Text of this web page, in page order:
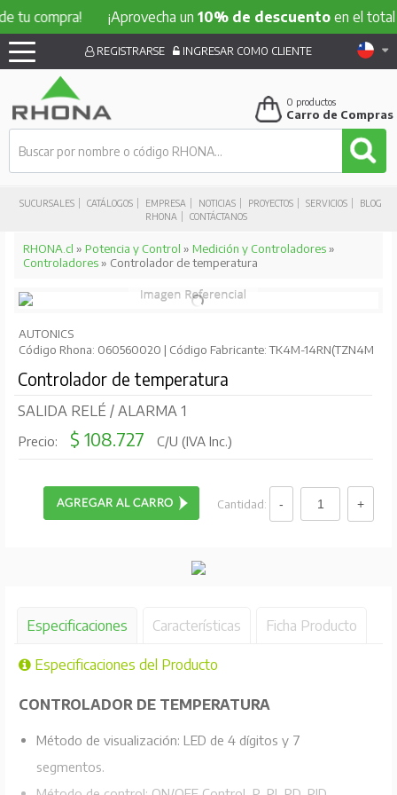
compra! ¡Aprovecha un10% de descuentoen el total
SUCURSALES CATÁLOGOS EMPRESA NOTICIAS PROYECTOS SERVICIOS
BLOG
RHONA
CONTÁCTANOS
REGISTRARSE INGRESAR COMO CLIENTE
0 productos
Carro de Compras
RHONA.cl » Potencia y Control » Medición y Controladores»
Controladores» Controlador de temperatura
AUTONICS
Código Rhona: 060560020 | Código Fabricante: TK4M-14RN(TZN4M
Controlador de temperatura
SALIDA RELÉ / ALARMA 1
Precio: $ 108.727 C/U (IVA Inc.)
Cantidad:
Especificaciones Características Ficha Producto
Especificaciones del Producto
CONTROLADOR DE TEMPERATURA
Método de visualización: LED de 4 dígitos y 7
segmentos.